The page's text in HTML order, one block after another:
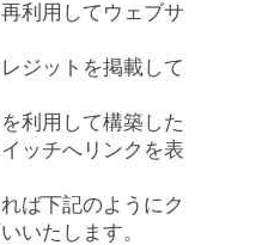
利用してウェブサ
ジットを掲載して
利用して構築した
ッチへリンクを表
ば下記のようにク
いたします。